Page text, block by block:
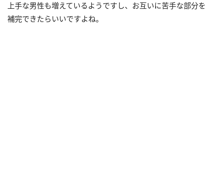
上手な男性も増えているようですし、お互いに苦手な部分を
補完できたらいいですよね。